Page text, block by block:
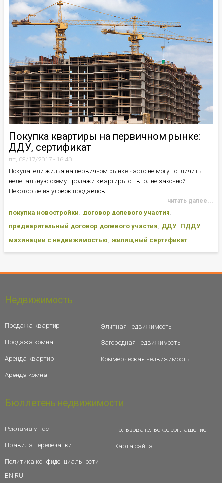
Покупка квартиры на первичном рынке:
ДДУ, сертификат
пт, 03/17/2017 - 16:40
Покупатели жилья на первичном рынке часто не могут отличить
нелегальную схему продажи квартиры от вполне законной.
Некоторые из уловок продавцов...
читать далее...
покупка новостройки
договор долевого участия
предварительный договор долевого участия
ДДУ ПДДУ
махинации с недвижимостью жилищный сертификат
Недвижимость
Продажа квартир
Продажа комнат
Аренда квартир
Аренда комнат
Элитная недвижимость
Загородная недвижимость
Коммерческая недвижимость
Бюллетень недвижимости
Реклама у нас
Правила перепечатки
Политика конфиденциальности
BN.RU
Пользовательское соглашение
Карта сайта